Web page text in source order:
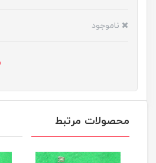
ناموجود
محصولات مرتبط